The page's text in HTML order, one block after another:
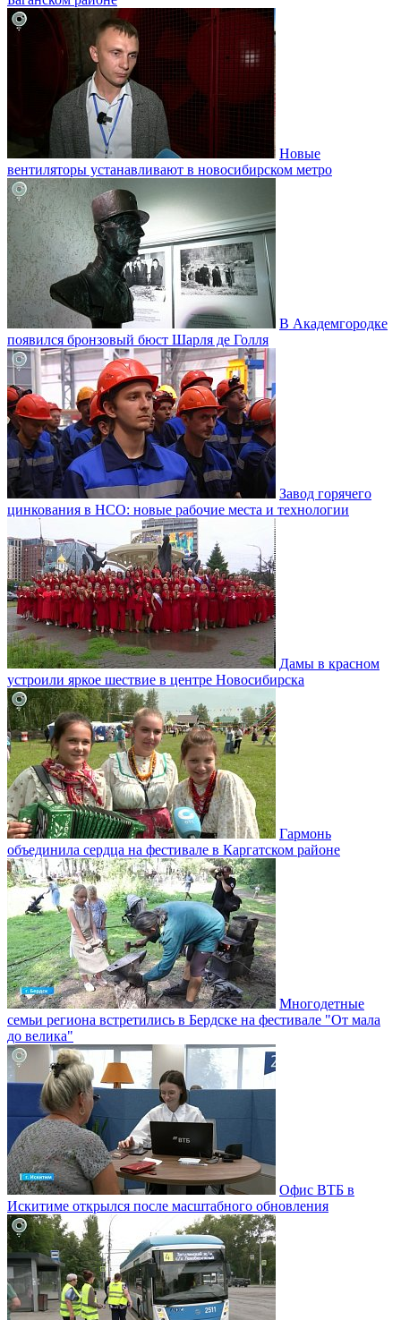
Новые
вентиляторы устанавливают в новосибирском метро
В Академгородке
появился бронзовый бюст Шарля де Голля
Завод горячего
цинкования в НСО: новые рабочие места и технологии
Дамы в красном
устроили яркое шествие в центре Новосибирска
Гармонь
объединила сердца на фестивале в Каргатском районе
Многодетные
семьи региона встретились в Бердске на фестивале "От мала
до велика"
Офис ВТБ в
Искитиме открылся после масштабного обновления